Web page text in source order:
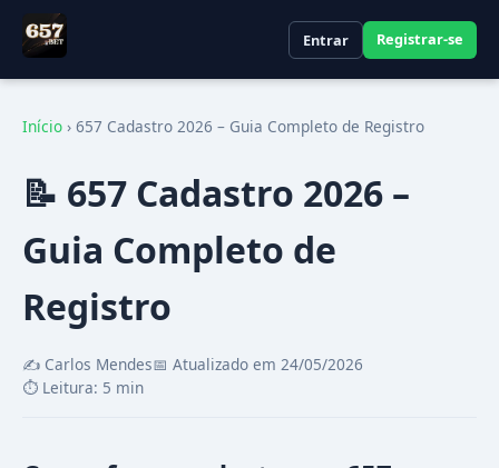
Entrar Registrar-se
Início › 657 Cadastro 2026 – Guia Completo de Registro
📝 657 Cadastro 2026 –
Guia Completo de
Registro
✍️ Carlos Mendes📅 Atualizado em 24/05/2026
⏱️ Leitura: 5 min